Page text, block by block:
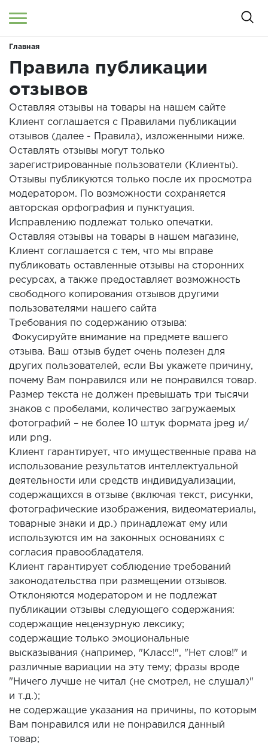
КАТАЛОГ
О МАГАЗИНЕ
КОНТАКТЫ
ДОСТАВКА И ОПЛАТА
АКЦИИ
Главная
Правила публикации
отзывов
Оставляя отзывы на товары на нашем сайте
Клиент соглашается с Правилами публикации
отзывов (далее - Правила), изложенными ниже.
Оставлять отзывы могут только
зарегистрированные пользователи (Клиенты).
Отзывы публикуются только после их просмотра
модератором. По возможности сохраняется
авторская орфография и пунктуация.
Исправлению подлежат только опечатки.
Оставляя отзывы на товары в нашем магазине,
Клиент соглашается с тем, что мы вправе
публиковать оставленные отзывы на сторонних
ресурсах, а также предоставляет возможность
свободного копирования отзывов другими
пользователями нашего сайта
Требования по содержанию отзыва:
Фокусируйте внимание на предмете вашего
отзыва. Ваш отзыв будет очень полезен для
других пользователей, если Вы укажете причину,
почему Вам понравился или не понравился товар.
Размер текста не должен превышать три тысячи
знаков с пробелами, количество загружаемых
фотографий – не более 10 штук формата jpeg и/
или png.
Клиент гарантирует, что имущественные права на
использование результатов интеллектуальной
деятельности или средств индивидуализации,
содержащихся в отзыве (включая текст, рисунки,
фотографические изображения, видеоматериалы,
товарные знаки и др.) принадлежат ему или
используются им на законных основаниях с
согласия правообладателя.
Клиент гарантирует соблюдение требований
законодательства при размещении отзывов.
Отклоняются модератором и не подлежат
публикации отзывы следующего содержания:
содержащие нецензурную лексику;
содержащие только эмоциональные
высказывания (например, "Класс!", "Нет слов!" и
различные вариации на эту тему; фразы вроде
"Ничего лучше не читал (не смотрел, не слушал)"
и т.д.);
не содержащие указания на причины, по которым
Вам понравился или не понравился данный
товар;